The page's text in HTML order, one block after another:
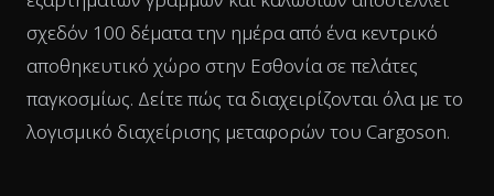
σχεδόν 100 δέματα την ημέρα από ένα κεντρικό
αποθηκευτικό χώρο στην Εσθονία σε πελάτες
παγκοσμίως. Δείτε πώς τα διαχειρίζονται όλα με το
λογισμικό διαχείρισης μεταφορών του Cargoson.